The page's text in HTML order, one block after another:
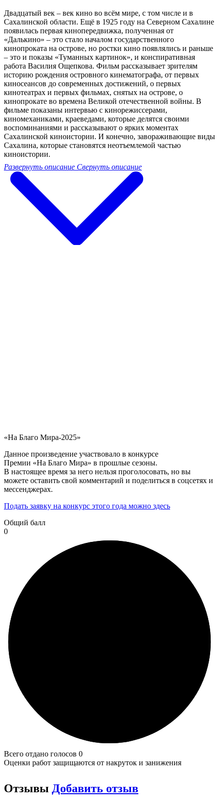
Двадцатый век – век кино во всём мире, с том числе и в
Сахалинской области. Ещё в 1925 году на Северном Сахалине
появилась первая кинопередвижка, полученная от
«Далькино» – это стало началом государственного
кинопроката на острове, но ростки кино появлялись и раньше
– это и показы «Туманных картинок», и конспиративная
работа Василия Ощепкова. Фильм рассказывает зрителям
историю рождения островного кинематографа, от первых
киносеансов до современных достижений, о первых
кинотеатрах и первых фильмах, снятых на острове, о
кинопрокате во времена Великой отечественной войны. В
фильме показаны интервью с кинорежиссерами,
киномеханиками, краеведами, которые делятся своими
воспоминаниями и рассказывают о ярких моментах
Сахалинской киноистории. И конечно, завораживающие виды
Сахалина, которые становятся неотъемлемой частью
киноистории.
Развернуть описание Свернуть описание
«На Благо Мира-2025»
Данное произведение участвовало в конкурсе
Премии «На Благо Мира» в прошлые сезоны.
В настоящее время за него нельзя проголосовать, но вы
можете оставить свой комментарий и поделиться в соцсетях и
мессенджерах.
Подать заявку на конкурс этого года можно здесь
Общий балл
0
Всего отдано голосов 0
Оценки работ защищаются от накруток и занижения
Отзывы Добавить отзыв